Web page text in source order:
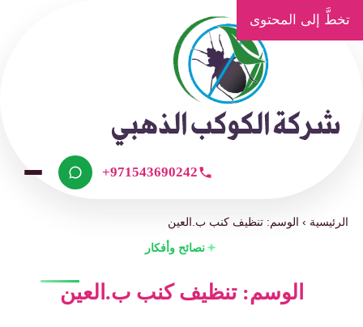
تخطَّ إلى المحتوى
+971543690242
الرئيسية ›الوسم: تنظيف كنب ب.العين
نصائح وأفكار
الوسم: تنظيف كنب ب.العين